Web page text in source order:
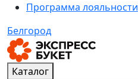
Программа лояльности
Белгород
Каталог